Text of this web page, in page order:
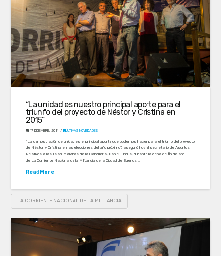
“La unidad es nuestro principal aporte para el
triunfo del proyecto de Néstor y Cristina en
2015”
17 DICIEMBRE, 2014 ÚLTIMAS NOVEDADES
“La demostración de unidad es el principal aporte que podemos hacer para el triunfo del proyecto
de Néstor y Cristina en las elecciones del año próximo”, aseguró hoy el secretario de Asuntos
Relativos a las Islas Malvinas de la Cancillería, Daniel Filmus, durante la cena de fin de año
de La Corriente Nacional de la Militancia de la Ciudad de Buenos …
Read More
LA CORRIENTE NACIONAL DE LA MILITANCIA